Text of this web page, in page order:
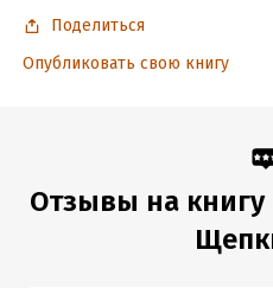
Дата поступления:
ISBN (EAN): 9785386143619
Поделиться
Опубликовать свою книгу
Отзывы на книгу